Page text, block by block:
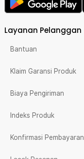
Layanan Pelanggan
Bantuan
Klaim Garansi Produk
Biaya Pengiriman
Indeks Produk
Konfirmasi Pembayaran